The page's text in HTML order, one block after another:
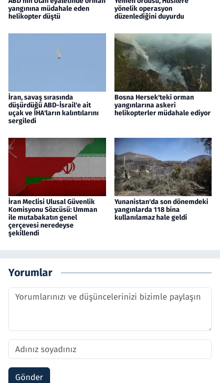
yangınına müdahale eden
helikopter düştü
yönelik operasyon
düzenlediğini duyurdu
İran, savaş sırasında
düşürdüğü ABD-İsrail'e ait
uçak ve İHA'ların kalıntılarını
sergiledi
Bosna Hersek'teki orman
yangınlarına askeri
helikopterler müdahale ediyor
İran Meclisi Ulusal Güvenlik
Komisyonu Sözcüsü: Umman
ile mutabakatın genel
çerçevesi neredeyse
şekillendi
Yunanistan'da son dönemdeki
yangınlarda 118 bina
kullanılamaz hale geldi
Yorumlar
Gönder